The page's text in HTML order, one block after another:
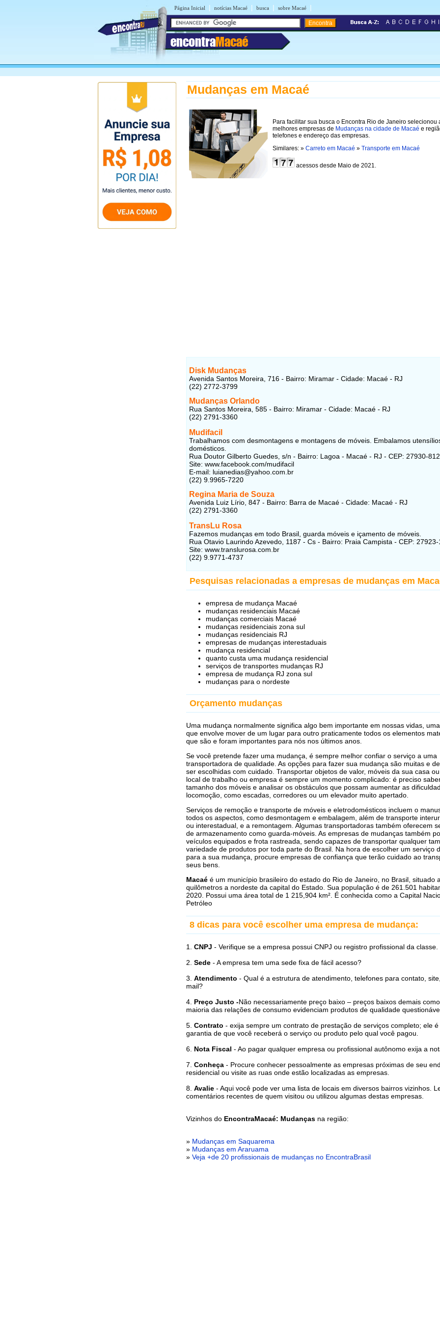
Página Inicial | notícias Macaé | busca | sobre Macaé |
encontraMacaé
Mudanças em Macaé
Para facilitar sua busca o Encontra Rio de Janeiro selecionou
melhores empresas de Mudanças na cidade de Macaé e
telefones e endereço das empresas.
Similares: » Carreto em Macaé » Transporte em Macaé
acessos desde Maio de 2021.
Disk Mudanças
Avenida Santos Moreira, 716 - Bairro: Miramar - Cidade: Macaé - RJ
(22) 2772-3799
Mudanças Orlando
Rua Santos Moreira, 585 - Bairro: Miramar - Cidade: Macaé - RJ
(22) 2791-3360
Mudifacil
Trabalhamos com desmontagens e montagens de móveis. Embalamos
domésticos.
Rua Doutor Gilberto Guedes, s/n - Bairro: Lagoa - Macaé - RJ - CEP: 27930-812
Site: www.facebook.com/mudifacil
E-mail: luianedias@yahoo.com.br
(22) 9.9965-7220
Regina Maria de Souza
Avenida Luiz Lírio, 847 - Bairro: Barra de Macaé - Cidade: Macaé - RJ
(22) 2791-3360
TransLu Rosa
Fazemos mudanças em todo Brasil, guarda móveis e içamento de móveis.
Rua Otavio Laurindo Azevedo, 1187 - Cs - Bairro: Praia Campista - CEP:
Site: www.translurosa.com.br
(22) 9.9771-4737
Pesquisas relacionadas a empresas de mudanças em
empresa de mudança Macaé
mudanças residenciais Macaé
mudanças comerciais Macaé
mudanças residenciais zona sul
mudanças residenciais RJ
empresas de mudanças interestaduais
mudança residencial
quanto custa uma mudança residencial
serviços de transportes mudanças RJ
empresa de mudança RJ zona sul
mudanças para o nordeste
Orçamento mudanças
Uma mudança normalmente significa algo bem importante em nossas vidas,
que envolve mover de um lugar para outro praticamente todos os elementos
que são e foram importantes para nós nos últimos anos.
Se você pretende fazer uma mudança, é sempre melhor confiar o serviço a uma
transportadora de qualidade. As opções para fazer sua mudança são muitas e
ser escolhidas com cuidado. Transportar objetos de valor, móveis da sua casa
local de trabalho ou empresa é sempre um momento complicado: é preciso
tamanho dos móveis e analisar os obstáculos que possam aumentar as
locomoção, como escadas, corredores ou um elevador muito apertado.
Serviços de remoção e transporte de móveis e eletrodomésticos incluem o
todos os aspectos, como desmontagem e embalagem, além de transporte
ou interestadual, e a remontagem. Algumas transportadoras também oferecem
de armazenamento como guarda-móveis. As empresas de mudanças também
veículos equipados e frota rastreada, sendo capazes de transportar qualquer
variedade de produtos por toda parte do Brasil. Na hora de escolher um serviço
para a sua mudança, procure empresas de confiança que terão cuidado ao
seus bens.
Macaé é um município brasileiro do estado do Rio de Janeiro, no Brasil, situado
quilômetros a nordeste da capital do Estado. Sua população é de 261.501
2020. Possui uma área total de 1 215,904 km². É conhecida como a Capital
Petróleo
8 dicas para você escolher uma empresa de mudança:
1. CNPJ - Verifique se a empresa possui CNPJ ou registro profissional da classe.
2. Sede - A empresa tem uma sede fixa de fácil acesso?
3. Atendimento - Qual é a estrutura de atendimento, telefones para contato,
mail?
4. Preço Justo -Não necessariamente preço baixo – preços baixos demais
maioria das relações de consumo evidenciam produtos de qualidade
5. Contrato - exija sempre um contrato de prestação de serviços completo; ele é
garantia de que você receberá o serviço ou produto pelo qual você pagou.
6. Nota Fiscal - Ao pagar qualquer empresa ou profissional autônomo exija a
7. Conheça - Procure conhecer pessoalmente as empresas próximas de seu
residencial ou visite as ruas onde estão localizadas as empresas.
8. Avalie - Aqui você pode ver uma lista de locais em diversos bairros vizinhos.
comentários recentes de quem visitou ou utilizou algumas destas empresas.
Vizinhos do EncontraMacaé: Mudanças na região:
» Mudanças em Saquarema
» Mudanças em Araruama
» Veja +de 20 profissionais de mudanças no EncontraBrasil